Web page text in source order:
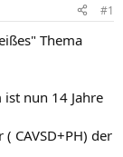
#1
Thema
nun 14 Jahre
CAVSD+PH) der